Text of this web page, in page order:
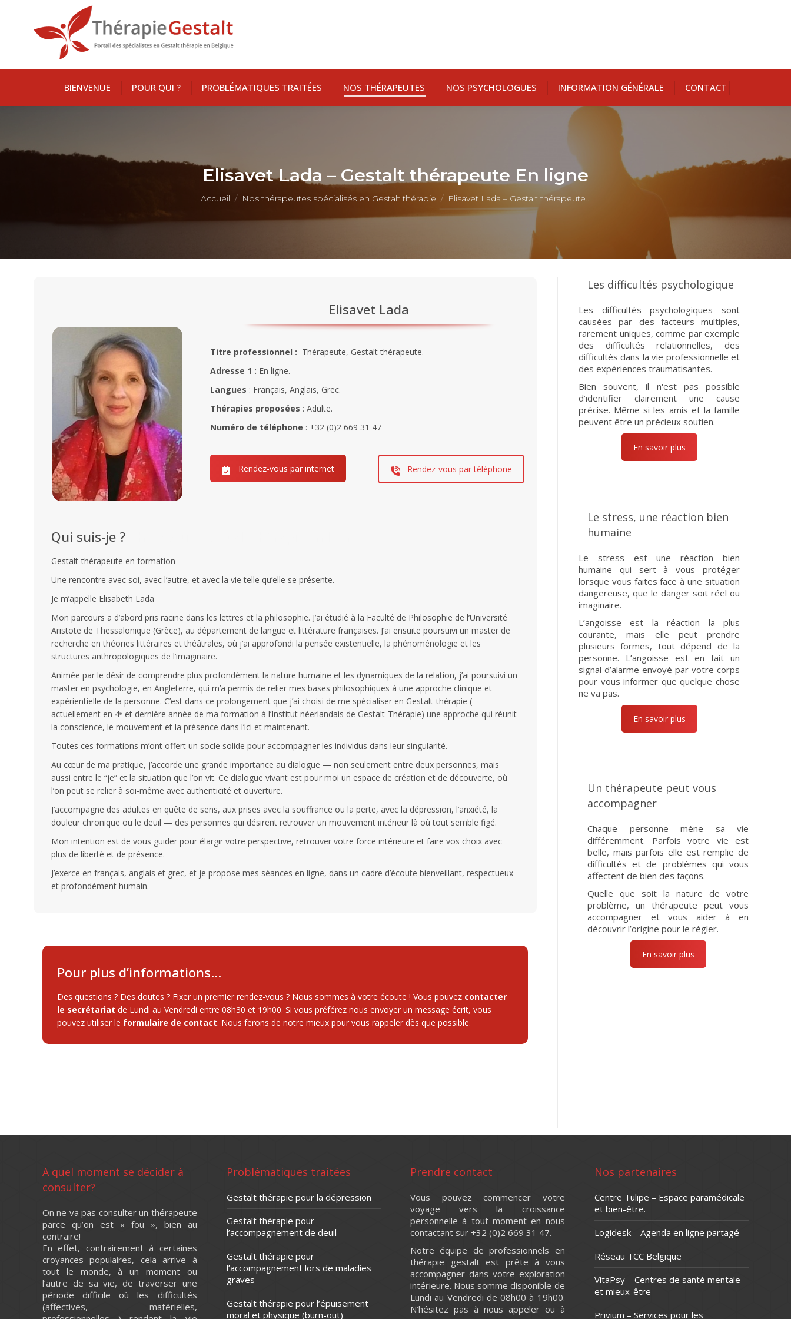
BIENVENUE POUR QUI ? PROBLÉMATIQUES TRAITÉES NOS THÉRAPEUTES NOS PSYCHOLOGUES INFORMATION GÉNÉRALE CONTACT
Elisavet Lada – Gestalt thérapeute En ligne
Vous êtes ici :
Accueil Nos thérapeutes spécialisés en Gestalt thérapie Elisavet Lada – Gestalt thérapeute…
Elisavet Lada
Titre professionnel : Thérapeute, Gestalt thérapeute.
Adresse 1 : En ligne.
Langues : Français, Anglais, Grec.
Thérapies proposées : Adulte.
Numéro de téléphone : +32 (0)2 669 31 47
Rendez-vous par internet Rendez-vous par téléphone
Qui suis-je ?
Gestalt-thérapeute en formation
Une rencontre avec soi, avec l’autre, et avec la vie telle qu’elle se présente.
Je m’appelle Elisabeth Lada
Mon parcours a d’abord pris racine dans les lettres et la philosophie. J’ai étudié à la Faculté de Philosophie de l’Université
Aristote de Thessalonique (Grèce), au département de langue et littérature françaises. J’ai ensuite poursuivi un master de
recherche en théories littéraires et théâtrales, où j’ai approfondi la pensée existentielle, la phénoménologie et les
structures anthropologiques de l’imaginaire.
Animée par le désir de comprendre plus profondément la nature humaine et les dynamiques de la relation, j’ai poursuivi un
master en psychologie, en Angleterre, qui m’a permis de relier mes bases philosophiques à une approche clinique et
expérientielle de la personne. C’est dans ce prolongement que j’ai choisi de me spécialiser en Gestalt-thérapie (
actuellement en 4ᵉ et dernière année de ma formation à l’Institut néerlandais de Gestalt-Thérapie) une approche qui réunit
la conscience, le mouvement et la présence dans l’ici et maintenant.
Toutes ces formations m’ont offert un socle solide pour accompagner les individus dans leur singularité.
Au cœur de ma pratique, j’accorde une grande importance au dialogue — non seulement entre deux personnes, mais
aussi entre le “je” et la situation que l’on vit. Ce dialogue vivant est pour moi un espace de création et de découverte, où
l’on peut se relier à soi-même avec authenticité et ouverture.
J’accompagne des adultes en quête de sens, aux prises avec la souffrance ou la perte, avec la dépression, l’anxiété, la
douleur chronique ou le deuil — des personnes qui désirent retrouver un mouvement intérieur là où tout semble figé.
Mon intention est de vous guider pour élargir votre perspective, retrouver votre force intérieure et faire vos choix avec
plus de liberté et de présence.
J’exerce en français, anglais et grec, et je propose mes séances en ligne, dans un cadre d’écoute bienveillant, respectueux
et profondément humain.
Pour plus d’informations…
Des questions ? Des doutes ? Fixer un premier rendez-vous ? Nous sommes à votre écoute ! Vous pouvez contacter
le secrétariat de Lundi au Vendredi entre 08h30 et 19h00. Si vous préférez nous envoyer un message écrit, vous
pouvez utiliser le formulaire de contact. Nous ferons de notre mieux pour vous rappeler dès que possible.
Les difficultés psychologique
Les difficultés psychologiques sont
causées par des facteurs multiples,
rarement uniques, comme par exemple
des difficultés relationnelles, des
difficultés dans la vie professionnelle et
des expériences traumatisantes.
Bien souvent, il n'est pas possible
d’identifier clairement une cause
précise. Même si les amis et la famille
peuvent être un précieux soutien.
En savoir plus
Le stress, une réaction bien
humaine
Le stress est une réaction bien
humaine qui sert à vous protéger
lorsque vous faites face à une situation
dangereuse, que le danger soit réel ou
imaginaire.
L’angoisse est la réaction la plus
courante, mais elle peut prendre
plusieurs formes, tout dépend de la
personne. L’angoisse est en fait un
signal d’alarme envoyé par votre corps
pour vous informer que quelque chose
ne va pas.
En savoir plus
Un thérapeute peut vous
accompagner
Chaque personne mène sa vie
différemment. Parfois votre vie est
belle, mais parfois elle est remplie de
difficultés et de problèmes qui vous
affectent de bien des façons.
Quelle que soit la nature de votre
problème, un thérapeute peut vous
accompagner et vous aider à en
découvrir l’origine pour le régler.
En savoir plus
A quel moment se décider à
consulter?
On ne va pas consulter un thérapeute
parce qu’on est « fou », bien au
contraire!
En effet, contrairement à certaines
croyances populaires, cela arrive à
tout le monde, à un moment ou
l’autre de sa vie, de traverser une
période difficile où les difficultés
(affectives, matérielles,
Problématiques traitées
Gestalt thérapie pour la dépression
Gestalt thérapie pour
l’accompagnement de deuil
Gestalt thérapie pour
l’accompagnement lors de maladies
graves
Gestalt thérapie pour l’épuisement
moral et physique (burn-out)
Prendre contact
Vous pouvez commencer votre
voyage vers la croissance
personnelle à tout moment en nous
contactant sur +32 (0)2 669 31 47.
Notre équipe de professionnels en
thérapie gestalt est prête à vous
accompagner dans votre exploration
intérieure. Nous somme disponible de
Lundi au Vendredi de 08h00 à 19h00.
N’hésitez pas à nous appeler ou à
Nos partenaires
Centre Tulipe – Espace paramédicale
et bien-être.
Logidesk – Agenda en ligne partagé
Réseau TCC Belgique
VitaPsy – Centres de santé mentale
et mieux-être
Privium – Services pour les